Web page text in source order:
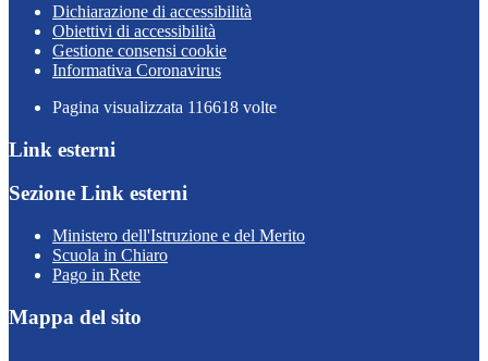
Dichiarazione di accessibilità
Obiettivi di accessibilità
Gestione consensi cookie
Informativa Coronavirus
Pagina visualizzata 116618 volte
Link esterni
Sezione Link esterni
Ministero dell'Istruzione e del Merito
Scuola in Chiaro
Pago in Rete
Mappa del sito